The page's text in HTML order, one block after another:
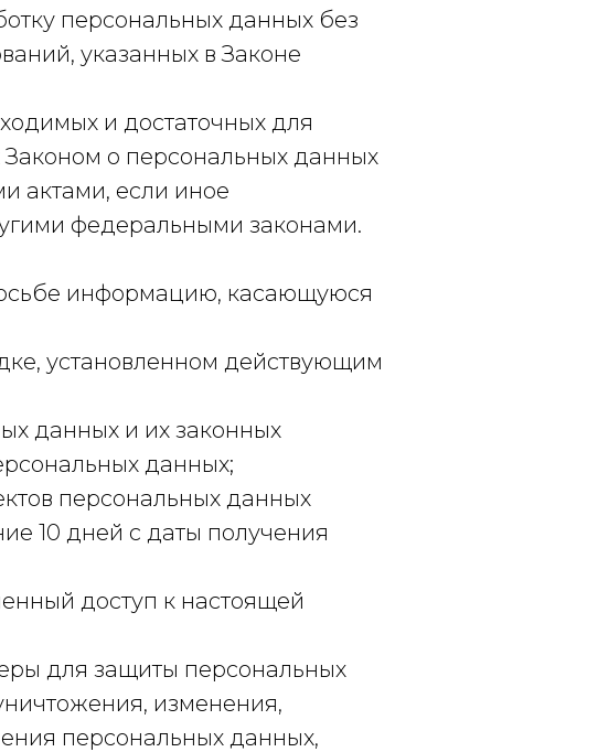
персональных данных без
указанных в Законе
и достаточных для
о персональных данных
актами, если иное
федеральными законами.
информацию, касающуюся
установленном действующим
данных и их законных
данных;
персональных данных
10 дней с даты получения
доступ к настоящей
для защиты персональных
изменения,
персональных данных,